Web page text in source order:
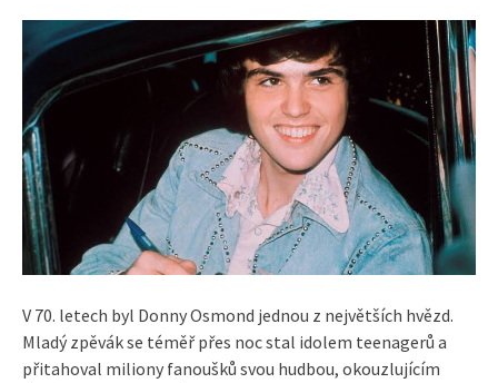
V 70. letech byl Donny Osmond jednou z největších hvězd.
Mladý zpěvák se téměř přes noc stal idolem teenagerů a
přitahoval miliony fanoušků svou hudbou, okouzlujícím